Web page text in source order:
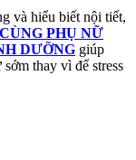
và hiểu biết nội tiết,
PHỤ NỮ
DƯỠNG giúp
thay vì để stress